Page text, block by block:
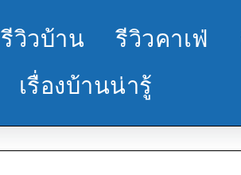
รีวิวบ้าน รีวิวคาเฟ่
เรื่องบ้านน่ารู้